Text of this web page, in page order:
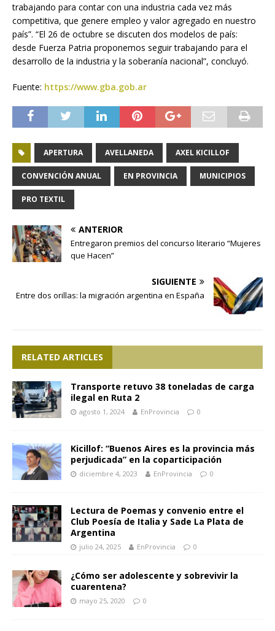
trabajando para contar con una industria cada vez más
competitiva, que genere empleo y valor agregado en nuestro
país”. “El 26 de octubre se discuten dos modelos de país:
desde Fuerza Patria proponemos seguir trabajando para el
desarrollo de la industria y la soberanía nacional”, concluyó.
Fuente: https://www.gba.gob.ar
APERTURA AVELLANEDA AXEL KICILLOF
CONVENCIÓN ANUAL EN PROVINCIA MUNICIPIOS
PRO TEXTIL
ANTERIOR
Entregaron premios del concurso literario “Mujeres
que Hacen”
SIGUIENTE
Entre dos orillas: la migración argentina en España
RELATED ARTICLES
Transporte retuvo 38 toneladas de carga
ilegal en Ruta 2
agosto 1, 2024 EnProvincia 0
Kicillof: “Buenos Aires es la provincia más
perjudicada” en la coparticipación
diciembre 4, 2023 EnProvincia 0
Lectura de Poemas y convenio entre el
Club Poesía de Italia y Sade La Plata de
Argentina
julio 24, 2025 EnProvincia 0
¿Cómo ser adolescente y sobrevivir la
cuarentena?
mayo 25, 2020 0